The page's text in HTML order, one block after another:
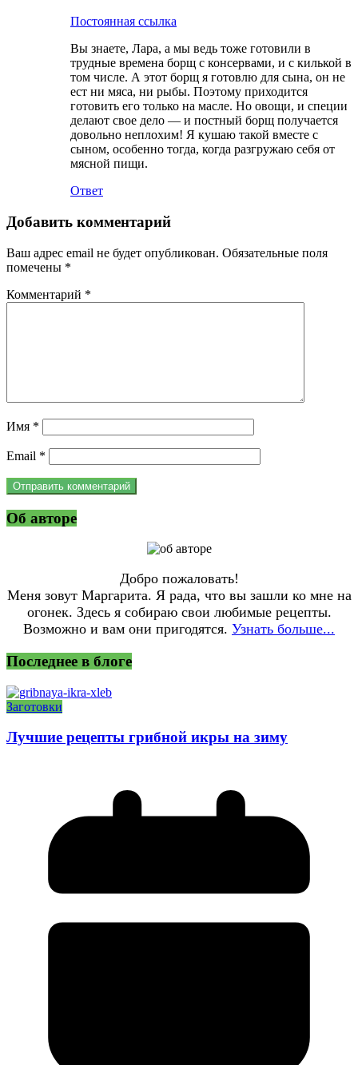
Постоянная ссылка
Вы знаете, Лара, а мы ведь тоже готовили в
трудные времена борщ с консервами, и с килькой в
том числе. А этот борщ я готовлю для сына, он не
ест ни мяса, ни рыбы. Поэтому приходится
готовить его только на масле. Но овощи, и специи
делают свое дело — и постный борщ получается
довольно неплохим! Я кушаю такой вместе с
сыном, особенно тогда, когда разгружаю себя от
мясной пищи.
Ответ
Добавить комментарий
Ваш адрес email не будет опубликован. Обязательные поля
помечены *
Комментарий *
Имя *
Email *
Об авторе
Добро пожаловать!
Меня зовут Маргарита. Я рада, что вы зашли ко мне на
огонек. Здесь я собираю свои любимые рецепты.
Возможно и вам они пригодятся. Узнать больше...
Последнее в блоге
Заготовки
Лучшие рецепты грибной икры на зиму